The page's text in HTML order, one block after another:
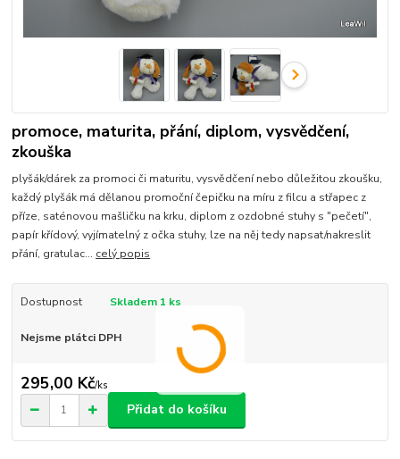
promoce, maturita, přání, diplom, vysvědčení,
zkouška
plyšák/dárek za promoci či maturitu, vysvědčení nebo důležitou zkoušku,
každý plyšák má dělanou promoční čepičku na míru z filcu a střapec z
příze, saténovou mašličku na krku, diplom z ozdobné stuhy s "pečetí",
papír křídový, vyjímatelný z očka stuhy, lze na něj tedy napsat/nakreslit
přání, gratulac... celý popis
Dostupnost Skladem 1 ks
Nejsme plátci DPH
295,00 Kč/ks
Přidat do košíku